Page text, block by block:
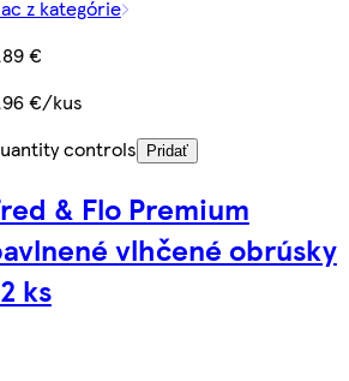
z kategórie
€
€/kus
controls
Pridať
& Flo Premium
vlhčené obrúsky
ks